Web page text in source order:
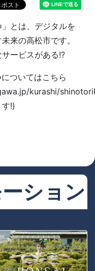
」とは、デジタルを
来の高松市です。
ービスがある!?
ついてはこちら
kurashi/
!)
ション